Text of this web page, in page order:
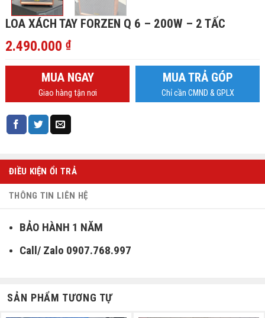
LOA XÁCH TAY FORZEN Q 6 – 200W – 2 TẤC
2.490.000 ₫
MUA NGAY
Giao hàng tận nơi
MUA TRẢ GÓP
Chỉ cần CMND & GPLX
ĐIỀU KIỆN ỔI TRẢ
THÔNG TIN LIÊN HỆ
BẢO HÀNH 1 NĂM
Call/ Zalo 0907.768.997
SẢN PHẨM TƯƠNG TỰ